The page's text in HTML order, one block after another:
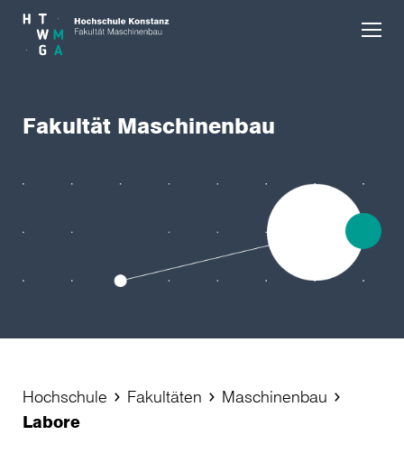
Skip to main content
Fakultät Maschinenbau
Hochschule Fakultäten
Maschinenbau
Labore